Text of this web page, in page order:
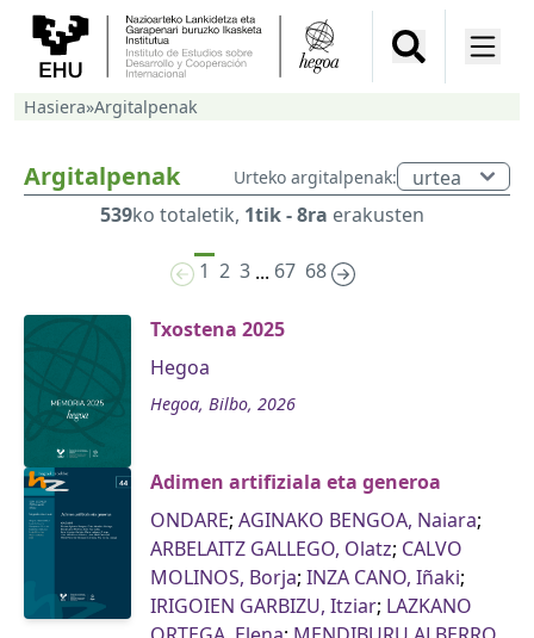
Hasiera»Argitalpenak
Argitalpenak Urteko argitalpenak:
539ko totaletik, 1tik - 8ra erakusten
1 2 3 ... 67 68
Txostena 2025
Hegoa
Hegoa, Bilbo, 2026
Adimen artifiziala eta generoa
ONDARE; AGINAKO BENGOA, Naiara;
ARBELAITZ GALLEGO, Olatz; CALVO
MOLINOS, Borja; INZA CANO, Iñaki;
IRIGOIEN GARBIZU, Itziar; LAZKANO